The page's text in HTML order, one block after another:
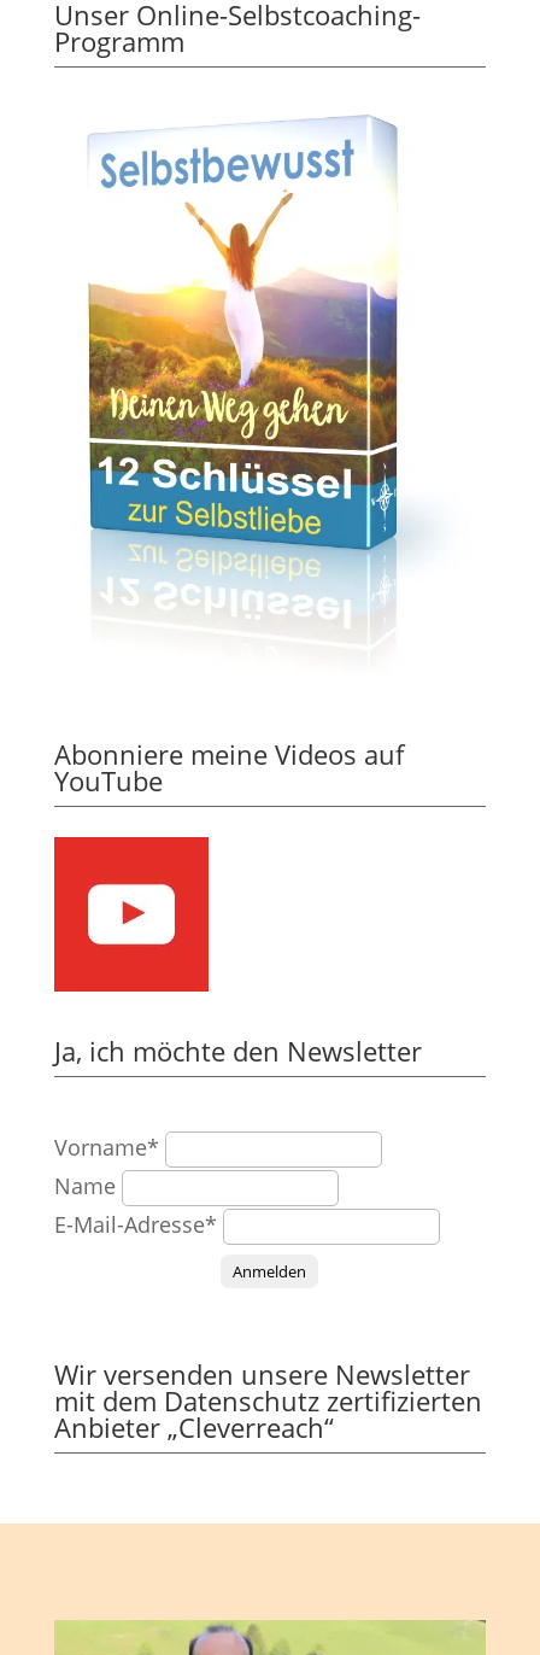
Unser Online-Selbstcoaching-
Programm
Abonniere meine Videos auf
YouTube
Ja, ich möchte den Newsletter
Vorname*
Name
E-Mail-Adresse*
Anmelden
Wir versenden unsere Newsletter
mit dem Datenschutz zertifizierten
Anbieter „Cleverreach“